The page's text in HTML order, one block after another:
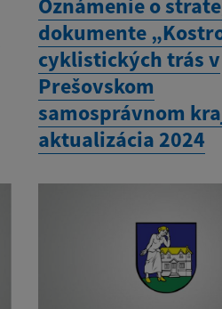
dokumente
cyklistických trás v
Prešovskom
samosprávnom
aktualizácia 2024